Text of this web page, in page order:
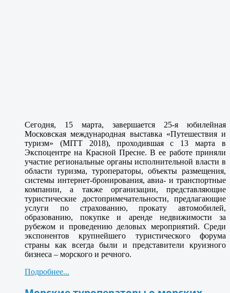
Сегодня, 15 марта, завершается 25-я юбилейная
Московская международная выставка «Путешествия и
туризм» (MITT 2018), проходившая с 13 марта в
Экспоцентре на Красной Пресне. В ее работе приняли
участие региональные органы исполнительной власти в
области туризма, туроператоры, объекты размещения,
системы интернет-бронирования, авиа- и транспортные
компании, а также организации, представляющие
туристические достопримечательности, предлагающие
услуги по страхованию, прокату автомобилей,
образованию, покупке и аренде недвижимости за
рубежом и проведению деловых мероприятий. Среди
экспонентов крупнейшего туристического форума
страны как всегда были и представители круизного
бизнеса – морского и речного.
Подробнее...